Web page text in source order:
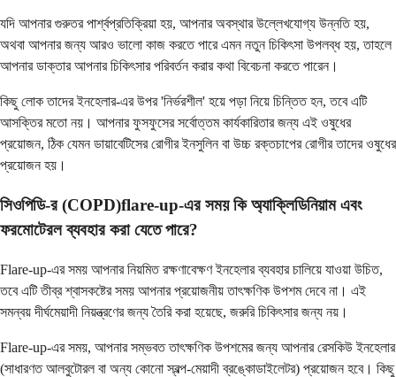
যদি আপনার গুরুতর পার্শ্বপ্রতিক্রিয়া হয়, আপনার অবস্থার উল্লেখযোগ্য উন্নতি হয়,
অথবা আপনার জন্য আরও ভালো কাজ করতে পারে এমন নতুন চিকিৎসা উপলব্ধ হয়, তাহলে
আপনার ডাক্তার আপনার চিকিৎসার পরিবর্তন করার কথা বিবেচনা করতে পারেন।
কিছু লোক তাদের ইনহেলার-এর উপর 'নির্ভরশীল' হয়ে পড়া নিয়ে চিন্তিত হন, তবে এটি
আসক্তির মতো নয়। আপনার ফুসফুসের সর্বোত্তম কার্যকারিতার জন্য এই ওষুধের
প্রয়োজন, ঠিক যেমন ডায়াবেটিসের রোগীর ইনসুলিন বা উচ্চ রক্তচাপের রোগীর তাদের ওষুধের
প্রয়োজন হয়।
সিওপিডি-র (COPD)flare-up-এর সময় কি অ্যাক্লিডিনিয়াম এবং
ফরমোটেরল ব্যবহার করা যেতে পারে?
Flare-up-এর সময় আপনার নিয়মিত রক্ষণাবেক্ষণ ইনহেলার ব্যবহার চালিয়ে যাওয়া উচিত,
তবে এটি তীব্র শ্বাসকষ্টের সময় আপনার প্রয়োজনীয় তাৎক্ষণিক উপশম দেবে না। এই
সমন্বয় দীর্ঘমেয়াদী নিয়ন্ত্রণের জন্য তৈরি করা হয়েছে, জরুরি চিকিৎসার জন্য নয়।
Flare-up-এর সময়, আপনার সম্ভবত তাৎক্ষণিক উপশমের জন্য আপনার রেসকিউ ইনহেলার
(সাধারণত আলবুটোরল বা অন্য কোনো স্বল্প-মেয়াদী ব্রঙ্কোডাইলেটর) প্রয়োজন হবে। কিছু